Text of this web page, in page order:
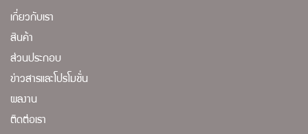
เกี่ยวกับเรา
สินค้า
ส่วนประกอบ
ข่าวสารและโปรโมชั่น
ผลงาน
ติดต่อเรา